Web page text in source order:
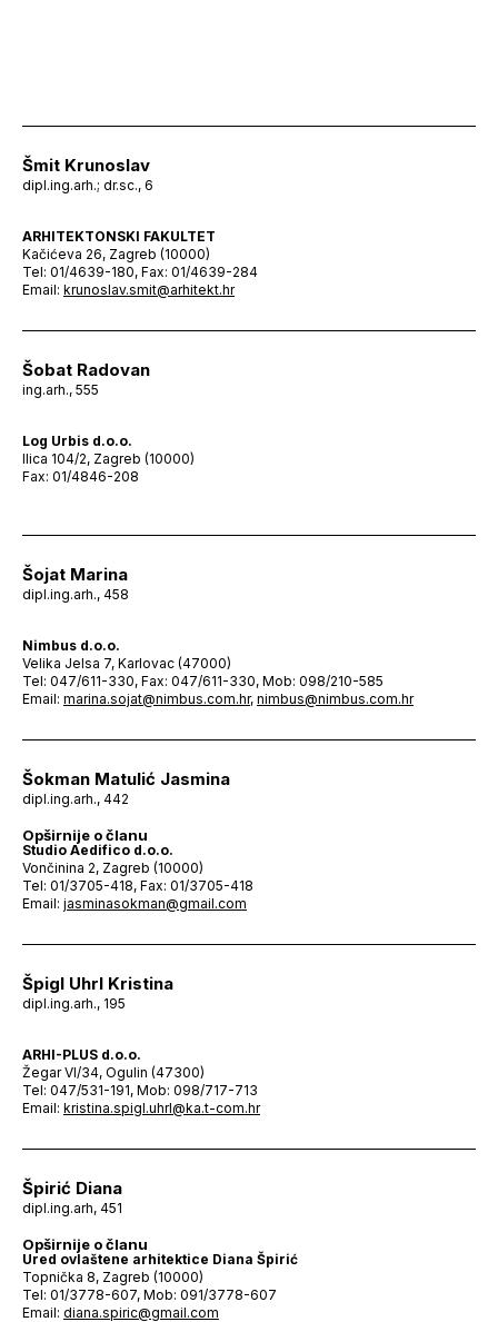
Šmit Krunoslav
dipl.ing.arh.; dr.sc., 6
ARHITEKTONSKI FAKULTET
Kačićeva 26, Zagreb (10000)
Tel: 01/4639-180, Fax: 01/4639-284
Email: krunoslav.smit@arhitekt.hr
Šobat Radovan
ing.arh., 555
Log Urbis d.o.o.
Ilica 104/2, Zagreb (10000)
Fax: 01/4846-208
Šojat Marina
dipl.ing.arh., 458
Nimbus d.o.o.
Velika Jelsa 7, Karlovac (47000)
Tel: 047/611-330, Fax: 047/611-330, Mob: 098/210-585
Email: marina.sojat@nimbus.com.hr, nimbus@nimbus.com.hr
Šokman Matulić Jasmina
dipl.ing.arh., 442
Opširnije o članu
Studio Aedifico d.o.o.
Vončinina 2, Zagreb (10000)
Tel: 01/3705-418, Fax: 01/3705-418
Email: jasminasokman@gmail.com
Špigl Uhrl Kristina
dipl.ing.arh., 195
ARHI-PLUS d.o.o.
Žegar VI/34, Ogulin (47300)
Tel: 047/531-191, Mob: 098/717-713
Email: kristina.spigl.uhrl@ka.t-com.hr
Špirić Diana
dipl.ing.arh, 451
Opširnije o članu
Ured ovlaštene arhitektice Diana Špirić
Topnička 8, Zagreb (10000)
Tel: 01/3778-607, Mob: 091/3778-607
Email: diana.spiric@gmail.com